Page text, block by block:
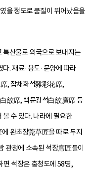
을 정도로 품질이 뛰어났음을
특산물로 외국으로 보내지는
. 재료·용도·문양에 따라
, 잡채화석雜彩花席,
紋席, 백문광석白紋廣席 등
수 있다. 나라에 필요한
완초장莞草匠을 따로 두지
관청에 소속된 석장席匠들이
석장은 충청도에 58명,